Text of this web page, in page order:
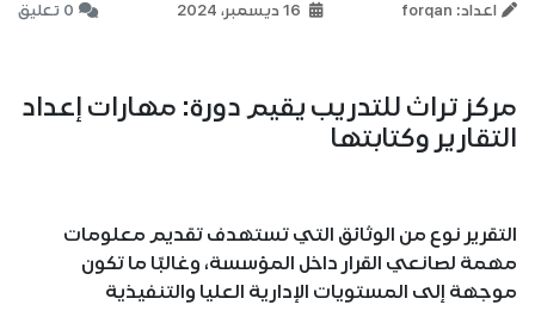
اعداد: forqan 0 تعليق
مركز تراث للتدريب يقيم دورة: مهارات إعداد
التقارير وكتابتها
التقرير نوع من الوثائق التي تستهدف تقديم معلومات
مهمة لصانعي القرار داخل المؤسسة، وغالبًا ما تكون
موجهة إلى المستويات الإدارية العليا والتنفيذية